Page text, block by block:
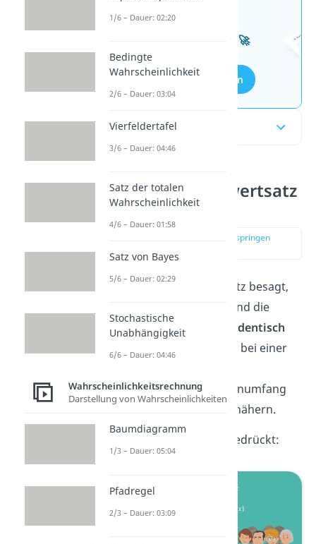
Wissen mit unseren
kostenlosen Aufgaben 🚀
Aufgaben entdecken
Inhaltsübersicht
Zentraler Grenzwertsatz
Statistik
zur Stelle im Video springen
Der zentrale Grenzwertsatz besagt,
dass sich der Mittelwert und die
Summeunabhängig
identisch
verteilter
Zufallsvariablen bei einer
zunehmenden Stichprobenumfang
der
annähern.
Oder mathematisch ausgedrückt:
1/6 – Dauer: 02:20
Bedingte
Wahrscheinlichkeit
2/6 – Dauer: 03:04
Vierfeldertafel
3/6 – Dauer: 04:46
Satz der totalen
Wahrscheinlichkeit
4/6 – Dauer: 01:58
Satz von Bayes
5/6 – Dauer: 02:29
Stochastische
Unabhängigkeit
6/6 – Dauer: 04:46
Wahrscheinlichkeitsrechnung
Darstellung von Wahrscheinlichkeiten
Baumdiagramm
1/3 – Dauer: 05:04
Pfadregel
2/3 – Dauer: 03:09